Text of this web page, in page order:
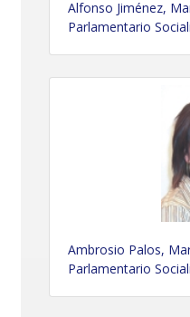
Alfonso Jiménez,
Parlamentario
Ambrosio Palos,
Parlamentario